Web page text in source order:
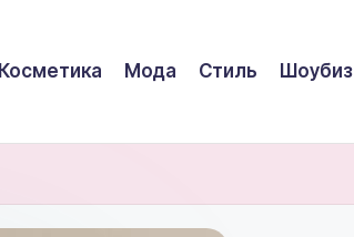
Косметика Мода Стиль Шоубиз